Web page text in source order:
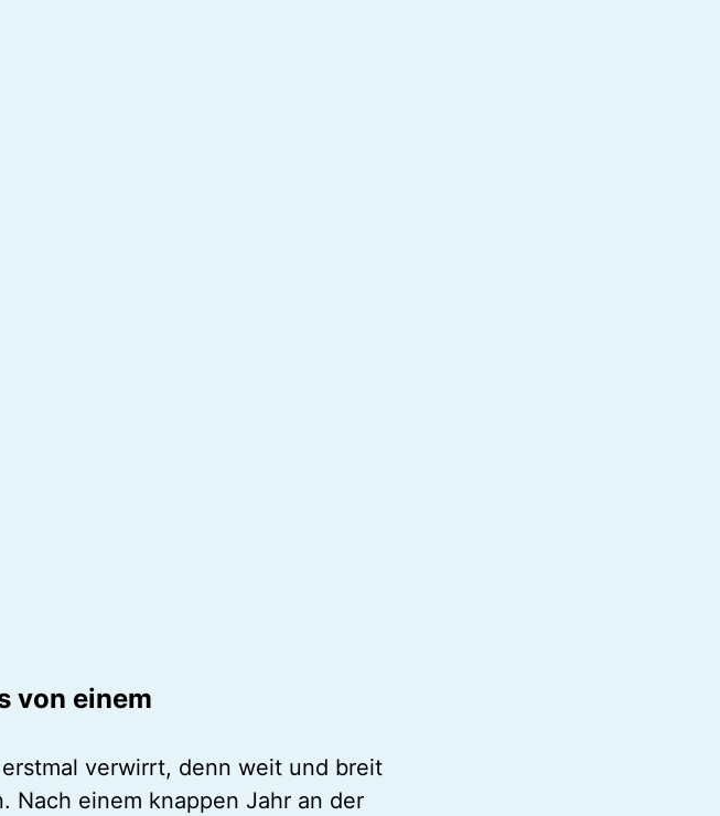
von einem
verwirrt, denn weit und breit
Nach einem knappen Jahr an der